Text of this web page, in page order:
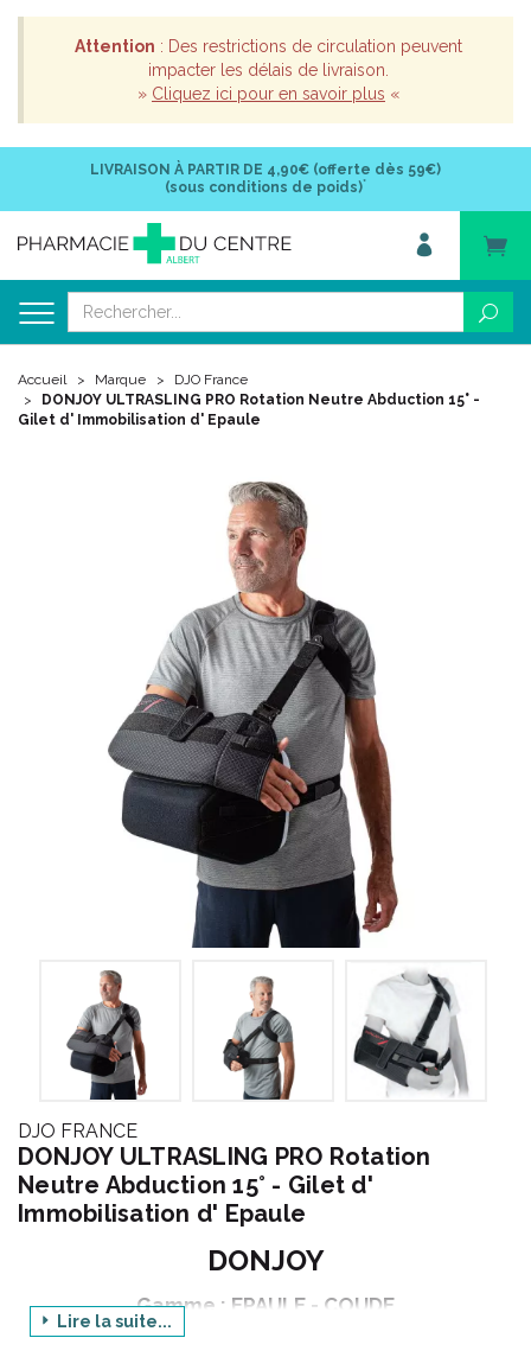
Attention : Des restrictions de circulation peuvent
impacter les délais de livraison.
» Cliquez ici pour en savoir plus «
LIVRAISON À PARTIR DE 4,90€ (offerte dès 59€)
(sous conditions de poids)*
Accueil Marque
DJO France
DONJOY ULTRASLING PRO Rotation Neutre Abduction 15° -
Gilet d' Immobilisation d' Epaule
DJO FRANCE
DONJOY ULTRASLING PRO Rotation
Neutre Abduction 15° - Gilet d'
Immobilisation d' Epaule
DONJOY
Gamme : EPAULE - COUDE
Produit : ULTRASLING PRO
Lire la suite...